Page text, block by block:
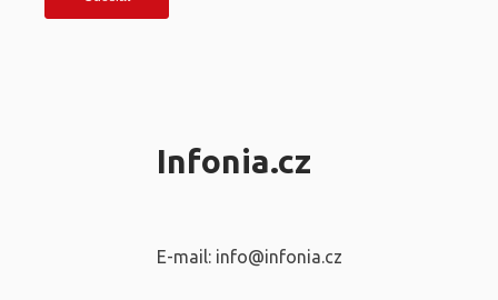
Infonia.cz
E-mail: info@infonia.cz